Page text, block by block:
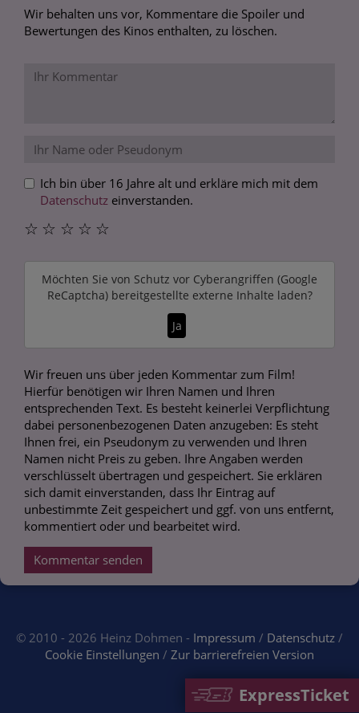
ExpressTicket
Wir behalten uns vor, Kommentare die Spoiler und
Bewertungen des Kinos enthalten, zu löschen.
Ich bin über 16 Jahre alt und erkläre mich mit dem
Datenschutz einverstanden.
☆
☆
☆
☆
☆
Möchten Sie von Schutz vor Cyberangriffen (Google
ReCaptcha)bereitgestellte externe Inhalte laden?
Ja
Wir freuen uns über jeden Kommentar zum Film!
Hierfür benötigen wir Ihren Namen und Ihren
entsprechenden Text. Es besteht keinerlei Verpflichtung
dabei personenbezogenen Daten anzugeben: Es steht
Ihnen frei, ein Pseudonym zu verwenden und Ihren
Namen nicht Preis zu geben. Ihre Angaben werden
verschlüsselt übertragen und gespeichert. Sie erklären
sich damit einverstanden, dass Ihr Eintrag auf
unbestimmte Zeit gespeichert und ggf. von uns entfernt,
kommentiert oder und bearbeitet wird.
Kommentar senden
© 2010 - 2026 Heinz Dohmen - Impressum / Datenschutz /
Cookie Einstellungen / Zur barrierefreien Version